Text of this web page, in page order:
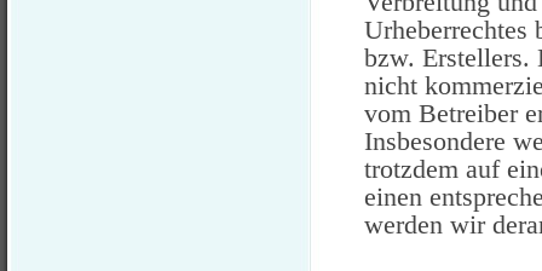
Urheberrechtes
bzw. Erstellers.
nicht
vom Betreiber
Insbesondere
trotzdem auf
einen
werden wir